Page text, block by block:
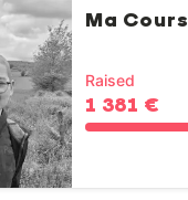
Ma
Raised
1 381 €